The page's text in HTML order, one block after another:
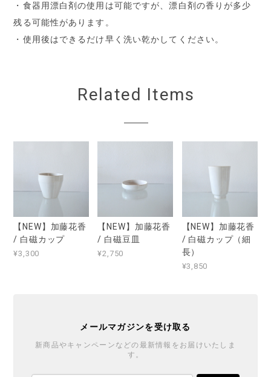
・食器用漂白剤の使用は可能ですが、漂白剤の香りが多少
残る可能性があります。
・使用後はできるだけ早く洗い乾かしてください。
Related Items
【NEW】加藤花香
/ 白磁カップ
¥3,300
【NEW】加藤花香
/ 白磁豆皿
¥2,750
【NEW】加藤花香
/ 白磁カップ（細
長）
¥3,850
メールマガジンを受け取る
新商品やキャンペーンなどの最新情報をお届けいたしま
す。